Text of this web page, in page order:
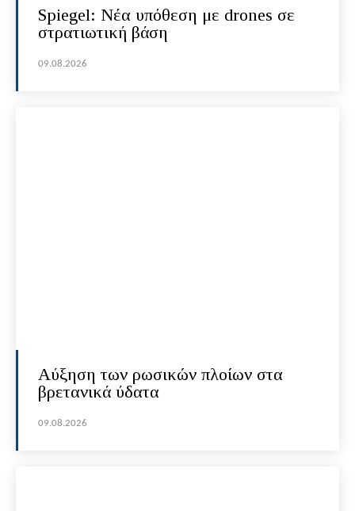
Spiegel: Νέα υπόθεση με drones σε
στρατιωτική βάση
09.08.2026
Αύξηση των ρωσικών πλοίων στα
βρετανικά ύδατα
09.08.2026